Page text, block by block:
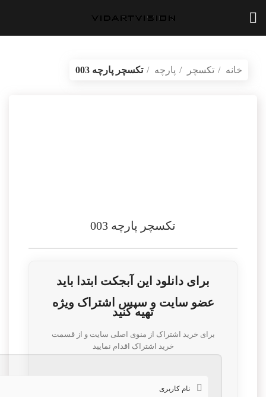
خانه تکسچر پارچه
تکسچر پارچه 003
تکسچر پارچه 003
برای دانلود این آبجکت ابتدا باید
عضو سایت و سپس اشتراک ویژه
تهیه کنید
برای خرید اشتراک از منوی اصلی سایت و از قسمت
خرید اشتراک اقدام نمایید